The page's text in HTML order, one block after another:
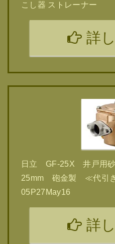
こし器 ストレーナー
詳
日立 GF-25X 井戸用
25mm 砲金製 ≪代引
05P27May16
詳